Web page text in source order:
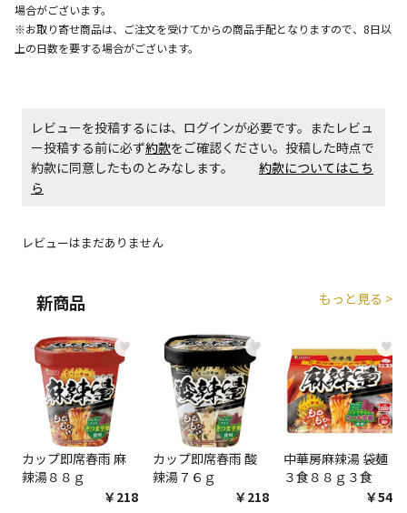
商品購入個数ごとに送料がかかる商品です
場合がございます。
※お取り寄せ商品は、ご注文を受けてからの商品手配となりますので、8日以
上の日数を要する場合がございます。
レビューを投稿するには、ログインが必要です。またレビュ
ー投稿する前に必ず約款をご確認ください。投稿した時点で
約款に同意したものとみなします。 約款についてはこち
ら
レビューはまだありません
新商品 もっと見る >
♥
カップ即席春雨 麻
辣湯８８ｇ
￥218
♥
カップ即席春雨 酸
辣湯７６ｇ
￥218
♥
中華房麻辣湯 袋麺
３食８８ｇ３食
￥548